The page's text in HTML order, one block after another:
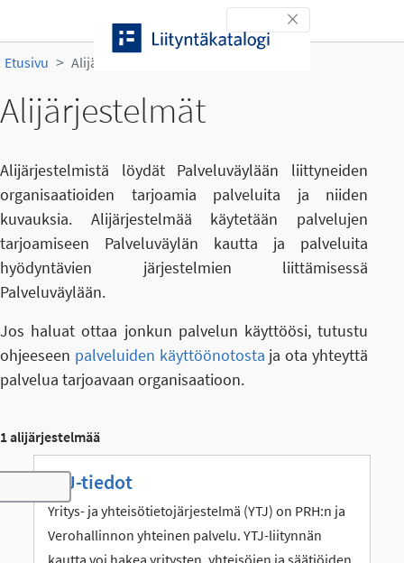
Toggle navigation
Etusivu Alijärjestelmät
Alijärjestelmät
Alijärjestelmistä löydät Palveluväylään liittyneiden
organisaatioiden tarjoamia palveluita ja niiden
kuvauksia. Alijärjestelmää käytetään palvelujen
tarjoamiseen Palveluväylän kautta ja palveluita
hyödyntävien järjestelmien liittämisessä
Palveluväylään.
Jos haluat ottaa jonkun palvelun käyttöösi, tutustu
ohjeeseen palveluiden käyttöönotosta ja ota yhteyttä
palvelua tarjoavaan organisaatioon.
1 alijärjestelmää
Toggle navigation
YTJ-tiedot
Yritys- ja yhteisötietojärjestelmä (YTJ) on PRH:n ja
Verohallinnon yhteinen palvelu. YTJ-liitynnän
kautta voi hakea yritysten, yhteisöjen ja säätiöiden